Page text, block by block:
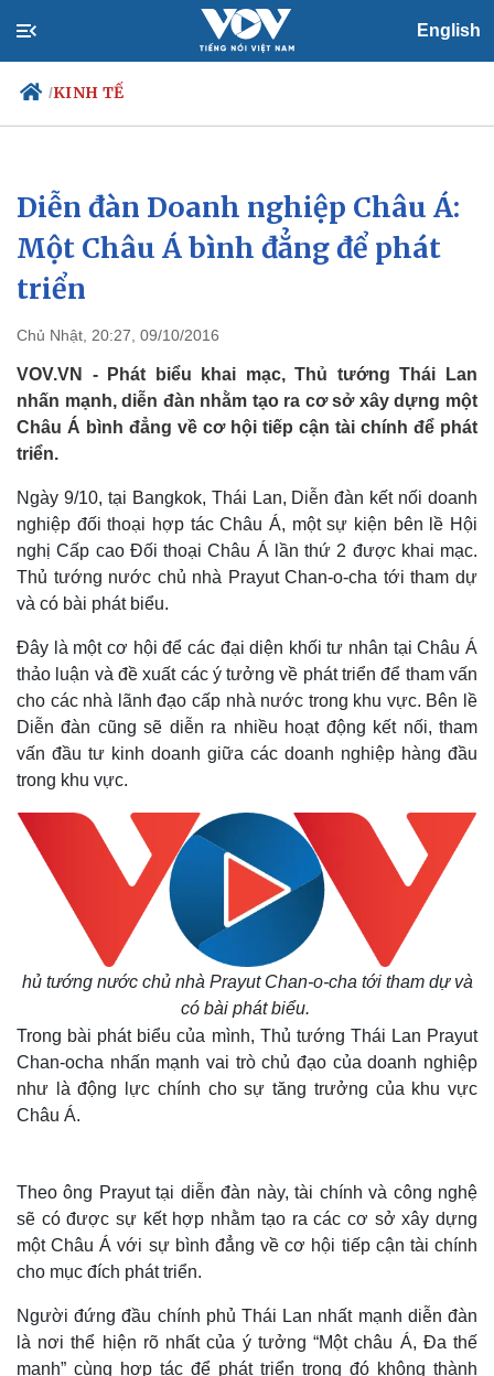
English
/KINH TẾ
Chính trị
Đảng
Tổ chức nhân sự
Quốc hội
Xã hội
Tin 24h
Dự báo thời tiết
Diễn đàn Doanh nghiệp Châu Á:
Một Châu Á bình đẳng để phát
triển
Chủ Nhật, 20:27, 09/10/2016
VOV.VN - Phát biểu khai mạc, Thủ tướng Thái Lan
nhấn mạnh, diễn đàn nhằm tạo ra cơ sở xây dựng một
Châu Á bình đẳng về cơ hội tiếp cận tài chính để phát
triển.
Ngày 9/10, tại Bangkok, Thái Lan, Diễn đàn kết nối doanh
nghiệp đối thoại hợp tác Châu Á, một sự kiện bên lề Hội
nghị Cấp cao Đối thoại Châu Á lần thứ 2 được khai mạc.
Thủ tướng nước chủ nhà Prayut Chan-o-cha tới tham dự
và có bài phát biểu.
Đây là một cơ hội để các đại diện khối tư nhân tại Châu Á
thảo luận và đề xuất các ý tưởng về phát triển để tham vấn
cho các nhà lãnh đạo cấp nhà nước trong khu vực. Bên lề
Diễn đàn cũng sẽ diễn ra nhiều hoạt động kết nối, tham
vấn đầu tư kinh doanh giữa các doanh nghiệp hàng đầu
trong khu vực.
hủ tướng nước chủ nhà Prayut Chan-o-cha tới tham dự và
có bài phát biểu.
Trong bài phát biểu của mình, Thủ tướng Thái Lan Prayut
Chan-ocha nhấn mạnh vai trò chủ đạo của doanh nghiệp
như là động lực chính cho sự tăng trưởng của khu vực
Châu Á.
Theo ông Prayut tại diễn đàn này, tài chính và công nghệ
sẽ có được sự kết hợp nhằm tạo ra các cơ sở xây dựng
một Châu Á với sự bình đẳng về cơ hội tiếp cận tài chính
cho mục đích phát triển.
Người đứng đầu chính phủ Thái Lan nhất mạnh diễn đàn
là nơi thể hiện rõ nhất của ý tưởng “Một châu Á, Đa thế
mạnh” cùng hợp tác để phát triển trong đó không thành